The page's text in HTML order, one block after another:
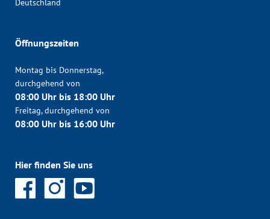
Deutschland
Öffnungszeiten
Montag bis Donnerstag,
durchgehend von
08:00 Uhr bis 18:00 Uhr
Freitag, durchgehend von
08:00 Uhr bis 16:00 Uhr
Hier finden Sie uns